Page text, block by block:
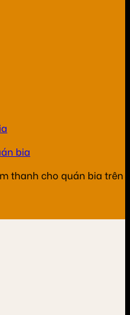
bia
thanh cho quán bia trên